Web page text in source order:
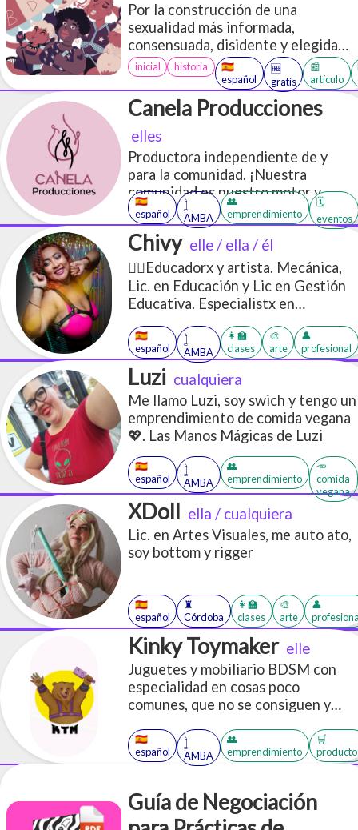
Por la construcción de una
sexualidad más informada,
consensuada, disidente y elegida
libremente
inicial historia
🇪🇸
español
🆓
gratis
📰
artículo
Canela Producciones
elles
Productora independiente de y
para la comunidad. ¡Nuestra
comunidad es nuestro motor y
resolver es nuestro superpoder!
Hacemos que las cosas sucedan 💪.
Aseroría y gestión de proyectos
culturales y educativos. Gestión de
comunidades y redes sociales +
Agenda Cultural LGBTIQ+
🇪🇸
español
𓉶
AMBA
👥
emprendimiento
🗓️
eventos
Chivy elle / ella / él
🏳️‍🌈Educadorx y artista. Mecánica,
Lic. en Educación y Lic en Gestión
Educativa. Especialistx en
Educación Sexual Integral y en
Educación Técnico Profesional.
Practico Shibari, bailo tango y salsa
queer, performeo, educo, estudio y
produzco eventos con Perspectiva
de Género.
🇪🇸
español
𓉶
AMBA
👩‍🏫
clases
🎨
arte
👤
profesional
Luzi cualquiera
Me llamo Luzi, soy swich y tengo un
emprendimiento de comida vegana
💖. Las Manos Mágicas de Luzi
🇪🇸
español
𓉶
AMBA
👥
emprendimiento
🥕
comida
vegana
XDoll ella / cualquiera
Lic. en Artes Visuales, me auto ato,
soy bottom y rigger
🇪🇸
español
♜
Córdoba
👩‍🏫
clases
🎨
arte
👤
Kinky Toymaker elle
Juguetes y mobiliario BDSM con
especialidad en cosas poco
comunes, que no se consiguen y
🇪🇸
español
𓉶
AMBA
👥
emprendimiento
🛒
Guía de Negociación